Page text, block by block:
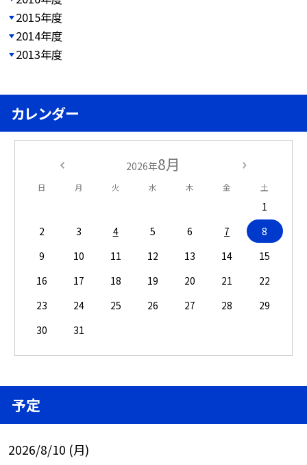
2015年度
2014年度
2013年度
カレンダー
2026年8月
日 月 火 水 木 金 土
1
2
3 4 5 6 7
8
9
10 11 12 13 14
15
16
17 18 19 20 21
22
23
24 25 26 27 28
29
30
31
予定
2026/8/10 (月)